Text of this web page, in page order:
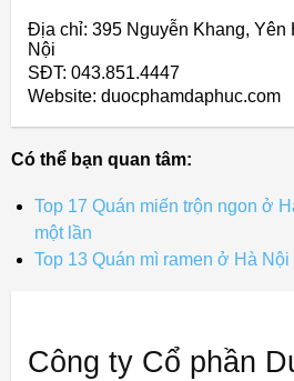
Địa chỉ: 395 Nguyễn Khang, Yên
Nội
SĐT: 043.851.4447
Website: duocphamdaphuc.com
Có thể bạn quan tâm:
Top 17 Quán miến trộn ngon ở
một lần
Top 13 Quán mì ramen ở Hà
Công ty Cổ phần